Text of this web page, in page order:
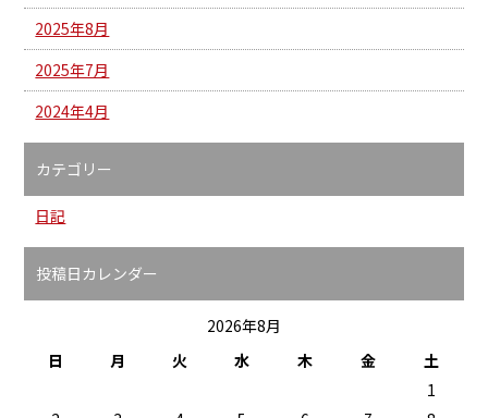
2025年8月
2025年7月
2024年4月
カテゴリー
日記
投稿日カレンダー
2026年8月
日
月 火 水 木 金
土
1